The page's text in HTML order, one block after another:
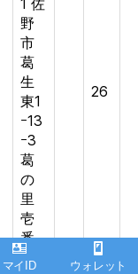
野
市
葛
生
東1
ｰ13
ｰ3
葛
の
里
壱
番
館
26
マイID ウォレット